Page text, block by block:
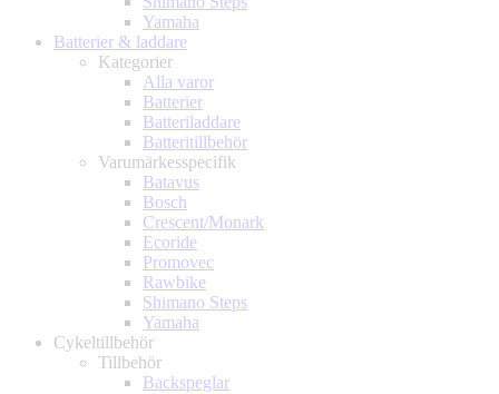
Yamaha
Batterier & laddare
Kategorier
Alla varor
Batterier
Batteriladdare
Batteritillbehör
Varumärkesspecifik
Batavus
Bosch
Crescent/Monark
Ecoride
Promovec
Rawbike
Shimano Steps
Yamaha
Cykeltillbehör
Tillbehör
Backspeglar